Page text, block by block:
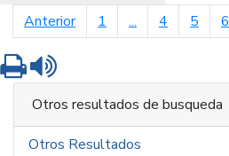
Anteriorpágina anterior
1 ... 4 5 6
Imprimir
Otros resultados de busqueda
Otros Resultados